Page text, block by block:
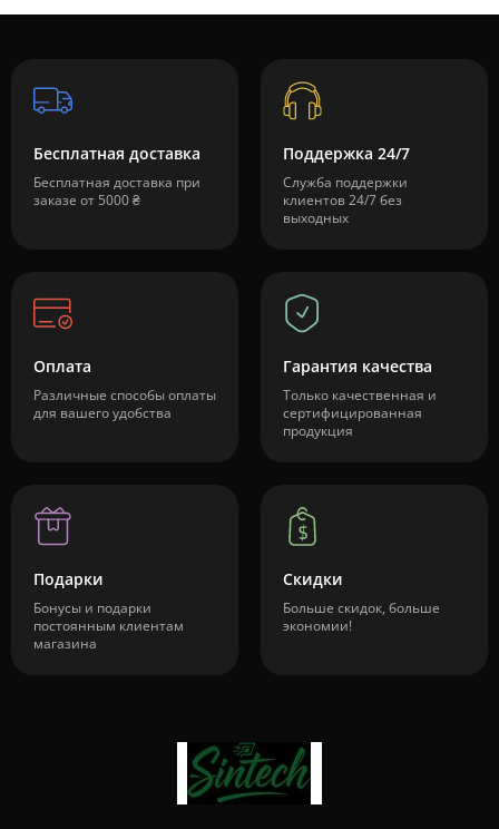
Бесплатная доставка
Бесплатная доставка при
заказе от 5000 ₴
Поддержка 24/7
Служба поддержки
клиентов 24/7 без
выходных
Оплата
Различные способы оплаты
для вашего удобства
Гарантия качества
Только качественная и
сертифицированная
продукция
Подарки
Бонусы и подарки
постоянным клиентам
магазина
Скидки
Больше скидок, больше
экономии!